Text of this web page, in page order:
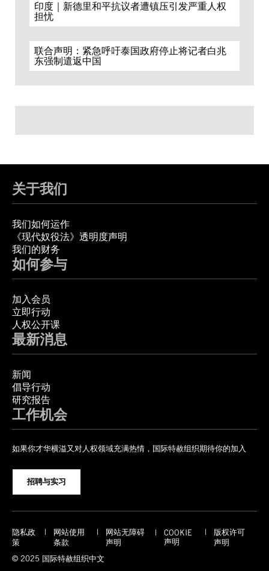
印度｜新德里和平抗议者遭镇压引发严重人权
担忧
联合声明：紧急呼吁泰国政府停止将记者白兆
东强制遣返中国
关于我们
我们如何运作
《现代奴役法》透明度声明
我们的财务
如何参与
加入会员
立即行动
人权公开课
最新消息
新闻
倡导行动
研究报告
工作机会
如果你才华横溢又对人权领域充满热情，国际特赦组织期待你的加入
招聘与实习
隐私政
策
网站使用
条款
网站无障碍
声明
COOKIE
声明
版权许可
声明
© 2025 国际特赦组织中文